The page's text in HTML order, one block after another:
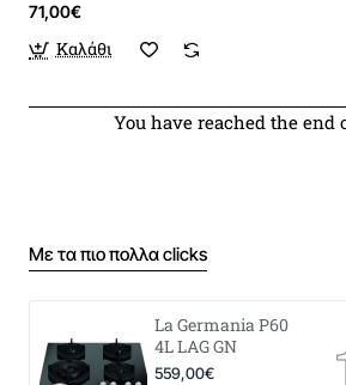
71,00€
Καλάθι
You have reached the end
Με τα πιο πολλα clicks
La Germania P60
4L LAG GN
559,00€